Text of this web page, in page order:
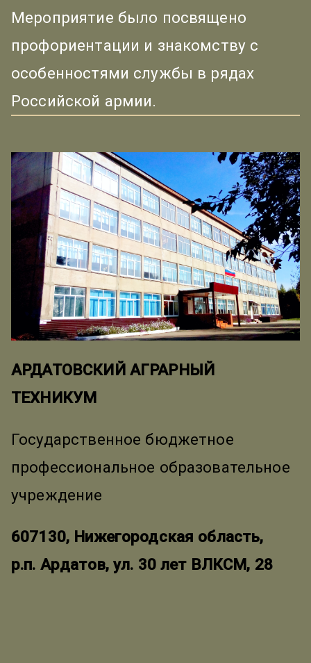
Мероприятие было посвящено
профориентации и знакомству с
особенностями службы в рядах
Российской армии.
АРДАТОВСКИЙ АГРАРНЫЙ
ТЕХНИКУМ
Государственное бюджетное
профессиональное образовательное
учреждение
607130, Нижегородская область,
р.п. Ардатов, ул. 30 лет ВЛКСМ, 28